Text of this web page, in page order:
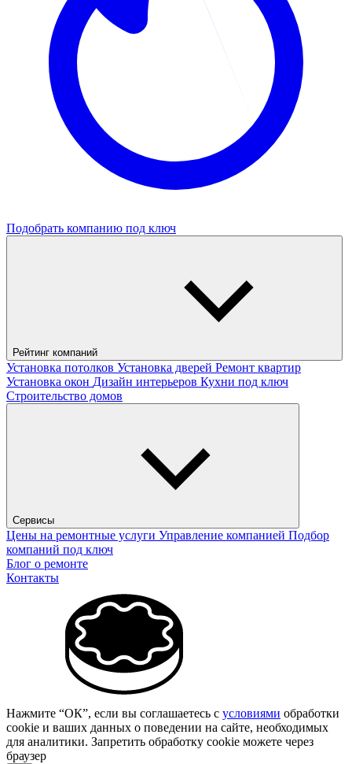
Подобрать компанию под ключ
Рейтинг компаний
Установка потолков Установка дверей Ремонт квартир
Установка окон Дизайн интерьеров Кухни под ключ
Строительство домов
Сервисы
Цены на ремонтные услуги Управление компанией Подбор
компаний под ключ
Блог о ремонте
Контакты
Нажмите “ОК”, если вы соглашаетесь с условиями обработки
cookie и ваших данных о поведении на сайте, необходимых
для аналитики. Запретить обработку cookie можете через
браузер